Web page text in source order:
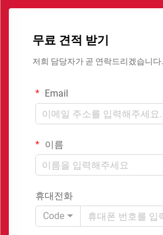
무료 견적 받기
저희 담당자가 곧 연락드리겠습니다.
Email
이름
휴대전화
Code